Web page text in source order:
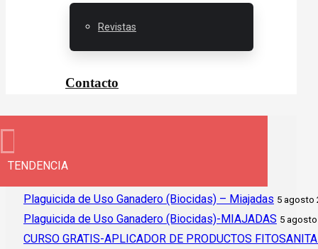
Revistas
Contacto
TENDENCIA
Plaguicida de Uso Ganadero (Biocidas) – Miajadas 5 agosto
Plaguicida de Uso Ganadero (Biocidas)-MIAJADAS 5
CURSO GRATIS-APLICADOR DE PRODUCTOS